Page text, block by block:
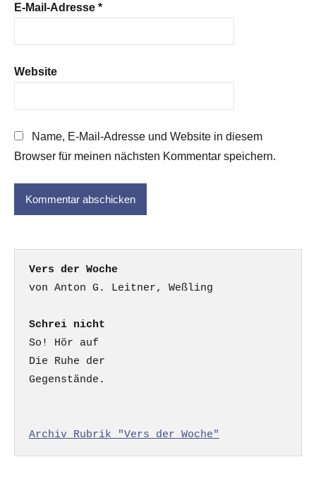
E-Mail-Adresse *
Website
Name, E-Mail-Adresse und Website in diesem
Browser für meinen nächsten Kommentar speichern.
Vers der Woche
Schrei nicht
So! Hör auf
Die Ruhe der
Gegenstände.
Archiv Rubrik "Vers der Woche"